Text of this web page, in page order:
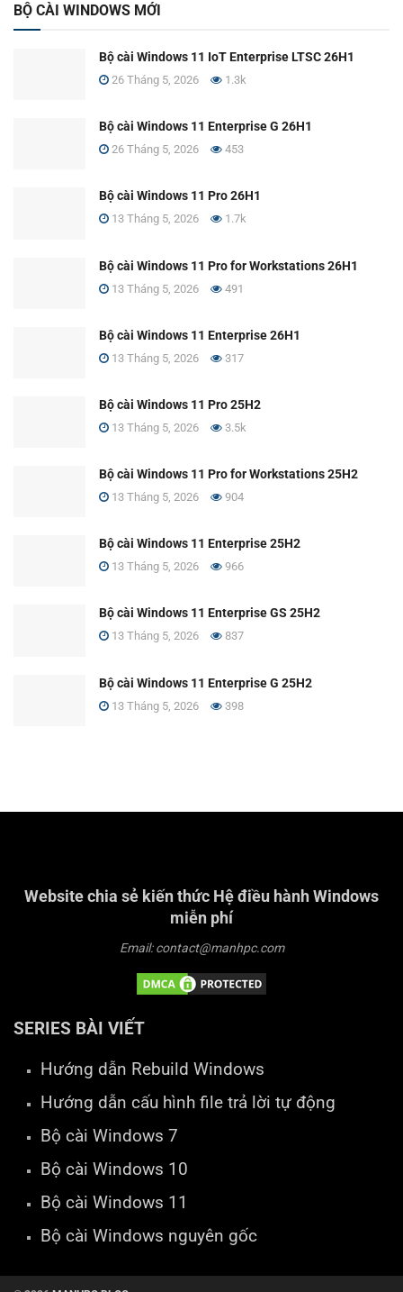
BỘ CÀI WINDOWS MỚI
Bộ cài Windows 11 IoT Enterprise LTSC 26H1
26 Tháng 5, 2026 1.3k
Bộ cài Windows 11 Enterprise G 26H1
26 Tháng 5, 2026 453
Bộ cài Windows 11 Pro 26H1
13 Tháng 5, 2026 1.7k
Bộ cài Windows 11 Pro for Workstations 26H1
13 Tháng 5, 2026 491
Bộ cài Windows 11 Enterprise 26H1
13 Tháng 5, 2026 317
Bộ cài Windows 11 Pro 25H2
13 Tháng 5, 2026 3.5k
Bộ cài Windows 11 Pro for Workstations 25H2
13 Tháng 5, 2026 904
Bộ cài Windows 11 Enterprise 25H2
13 Tháng 5, 2026 966
Bộ cài Windows 11 Enterprise GS 25H2
13 Tháng 5, 2026 837
Bộ cài Windows 11 Enterprise G 25H2
13 Tháng 5, 2026 398
Website chia sẻ kiến thức Hệ điều hành Windows
miễn phí
Email: contact@manhpc.com
SERIES BÀI VIẾT
Hướng dẫn Rebuild Windows
Hướng dẫn cấu hình file trả lời tự động
Bộ cài Windows 7
Bộ cài Windows 10
Bộ cài Windows 11
Bộ cài Windows nguyên gốc